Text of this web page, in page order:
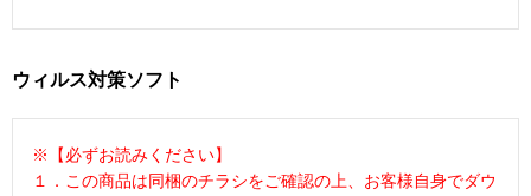
ウィルス対策ソフト
※【必ずお読みください】
１．この商品は同梱のチラシをご確認の上、お客様自身でダウ